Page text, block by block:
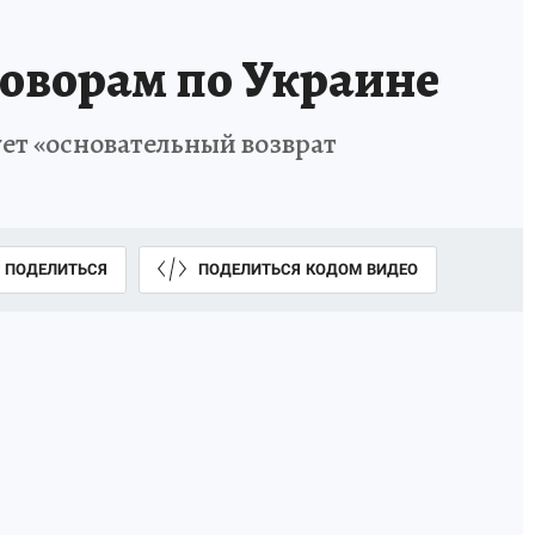
по Украине
«основательный возврат
ПОДЕЛИТЬСЯ ПОДЕЛИТЬСЯ КОДОМ ВИДЕО